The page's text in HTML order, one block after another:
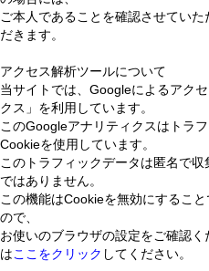
ご本人であることを確認させてい
だきます。
アクセス解析ツールについて
当サイトでは、Googleによるアク
クス」を利用しています。
このGoogleアナリティクスはトラ
Cookieを使用しています。
このトラフィックデータは匿名で
ではありません。
この機能はCookieを無効にするこ
ので、
お使いのブラウザの設定をご確認
はここをクリック してください。